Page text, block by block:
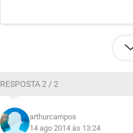
RESPOSTA 2 / 2
arthurcampos
14 ago 2014 às 13:24